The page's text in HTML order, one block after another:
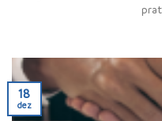
18
dez